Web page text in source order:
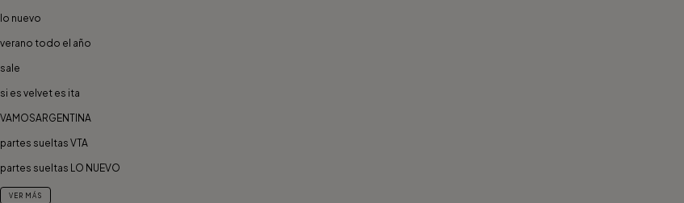
lo nuevo
verano todo el año
sale
si es velvet es ita
VAMOSARGENTINA
partes sueltas VTA
partes sueltas LO NUEVO
VER MÁS